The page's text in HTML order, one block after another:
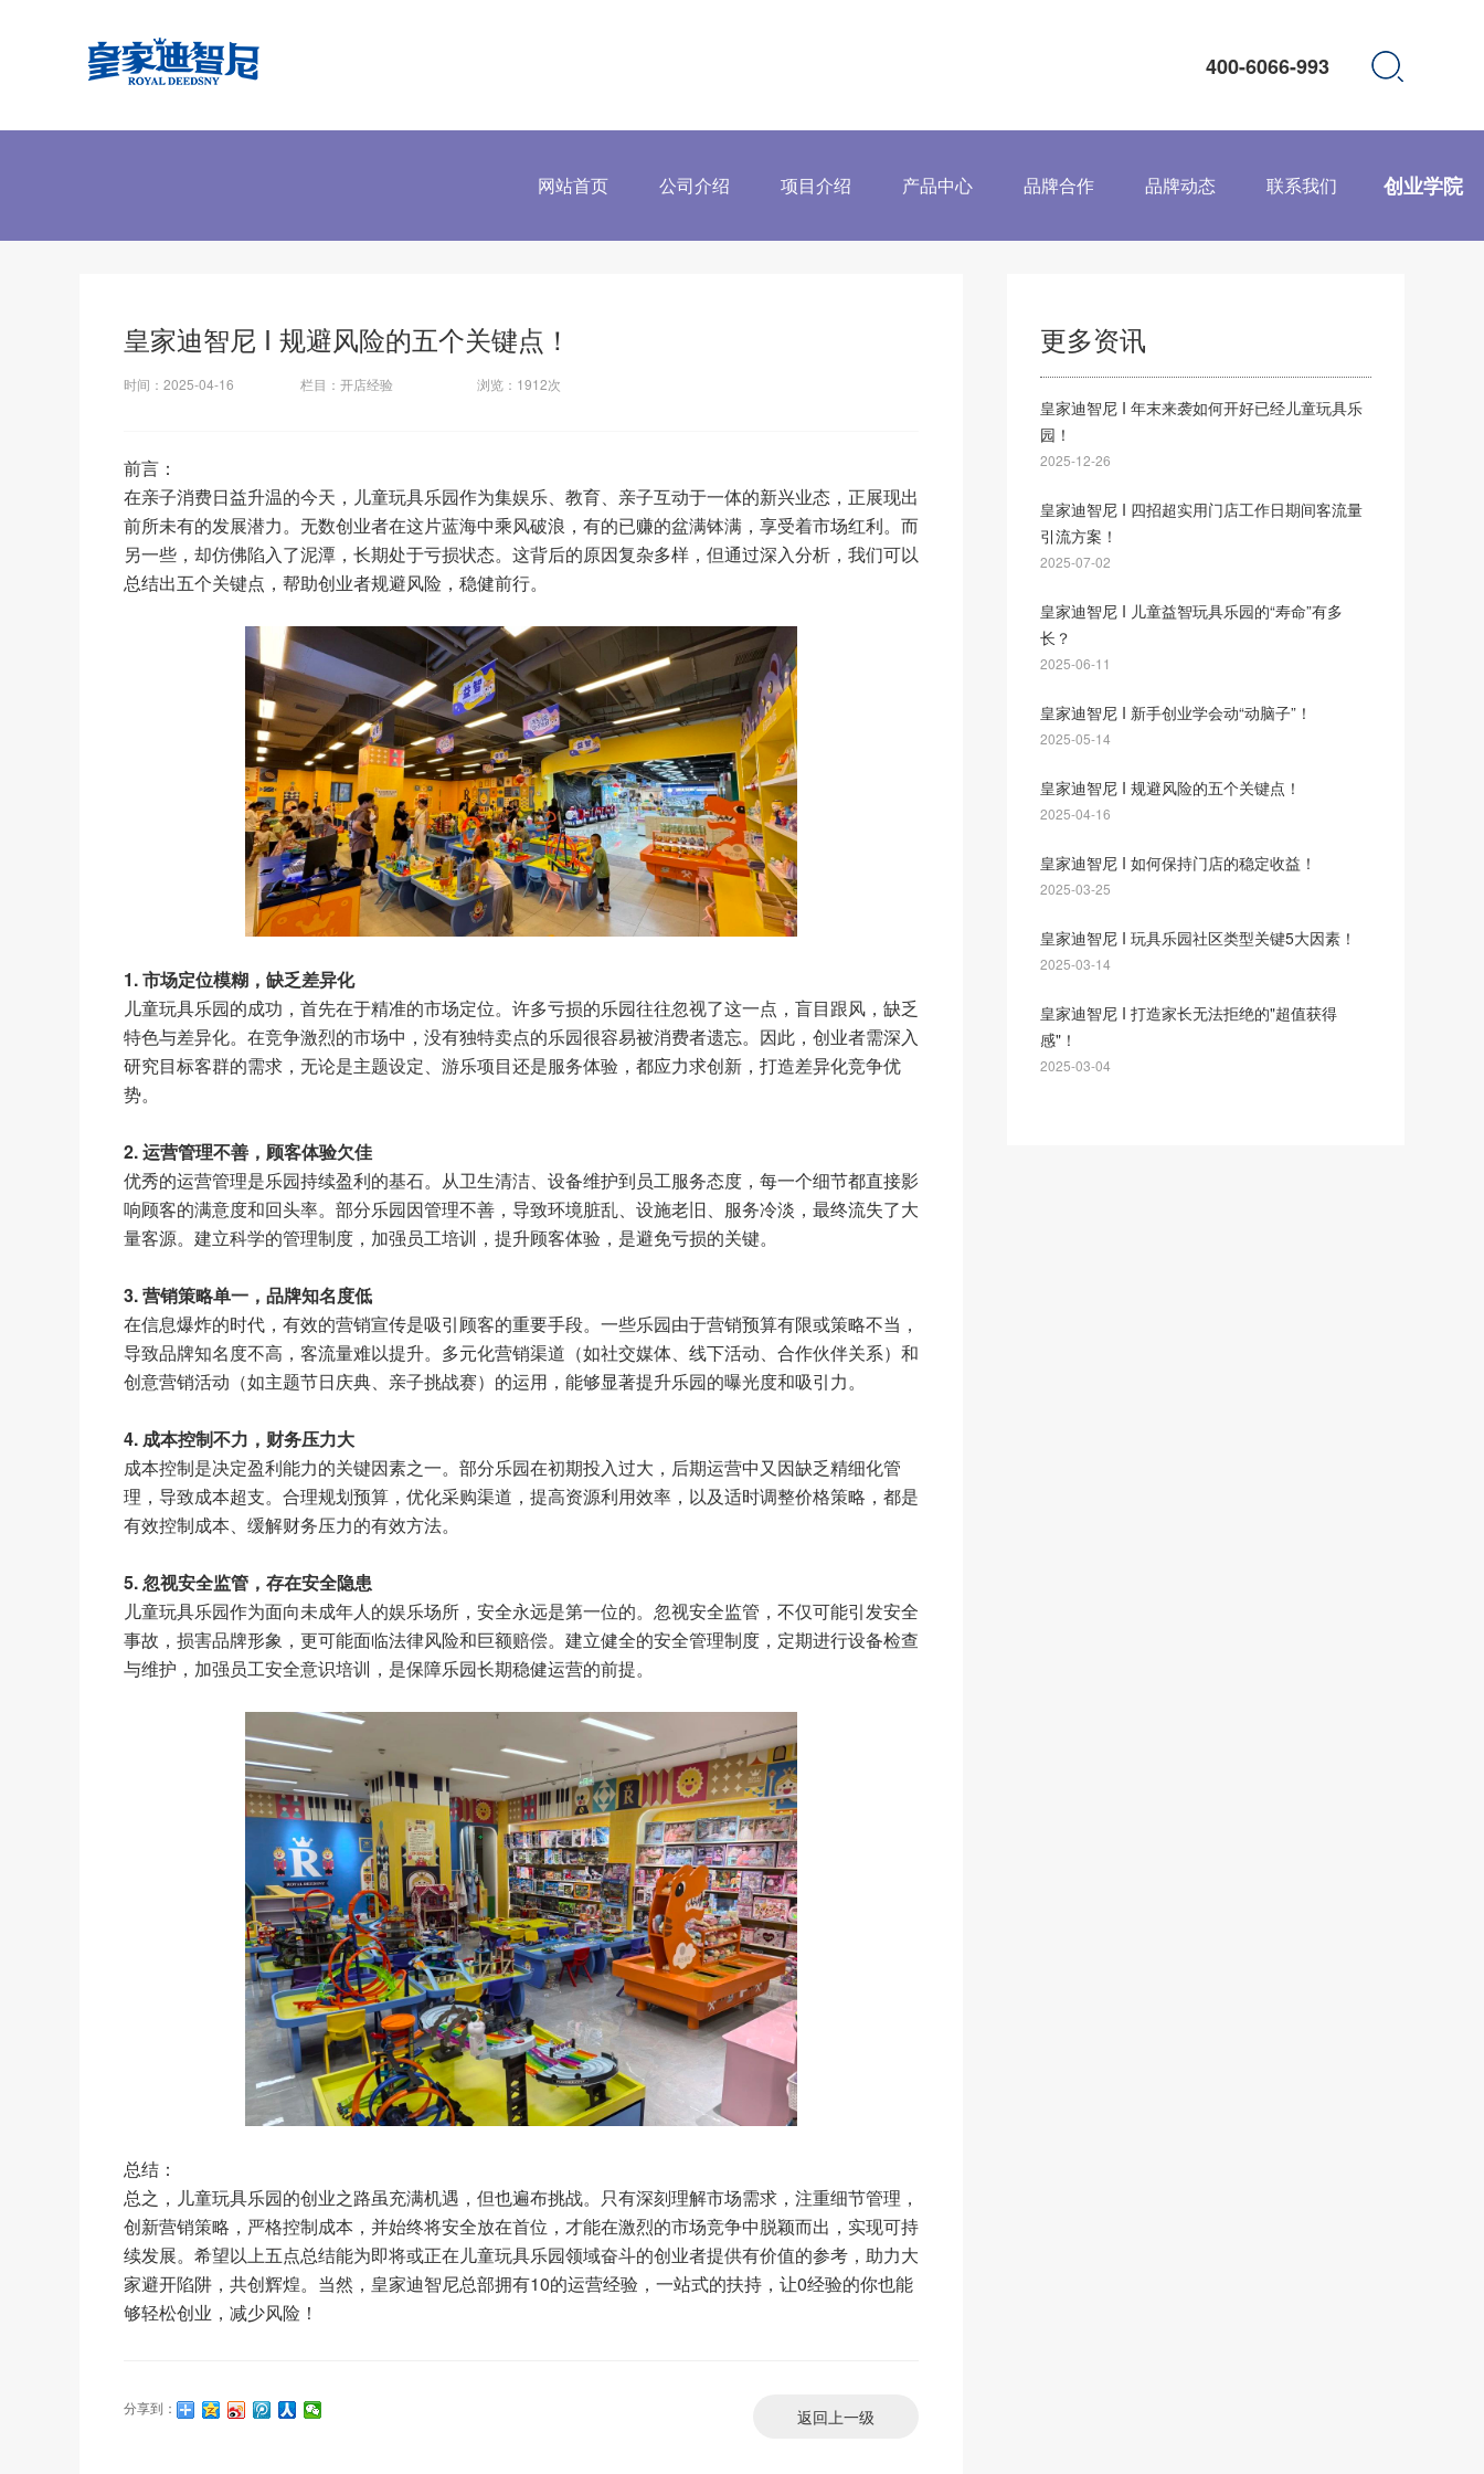
400-6066-993
网站首页 公司介绍 项目介绍 产品中心 品牌合作 品牌动态 联系我们 创业学院
皇家迪智尼 I 规避风险的五个关键点！
时间： 2025-04-16 栏目： 开店经验 浏览： 1912次
前言：
在亲子消费日益升温的今天，儿童玩具乐园作为集娱乐、教育、亲子互动于一体的新兴业态，正展现出
前所未有的发展潜力。无数创业者在这片蓝海中乘风破浪，有的已赚的盆满钵满，享受着市场红利。而
另一些，却仿佛陷入了泥潭，长期处于亏损状态。这背后的原因复杂多样，但通过深入分析，我们可以
总结出五个关键点，帮助创业者规避风险，稳健前行。
1. 市场定位模糊，缺乏差异化
儿童玩具乐园的成功，首先在于精准的市场定位。许多亏损的乐园往往忽视了这一点，盲目跟风，缺乏
特色与差异化。在竞争激烈的市场中，没有独特卖点的乐园很容易被消费者遗忘。因此，创业者需深入
研究目标客群的需求，无论是主题设定、游乐项目还是服务体验，都应力求创新，打造差异化竞争优
势。
2. 运营管理不善，顾客体验欠佳
优秀的运营管理是乐园持续盈利的基石。从卫生清洁、设备维护到员工服务态度，每一个细节都直接影
响顾客的满意度和回头率。部分乐园因管理不善，导致环境脏乱、设施老旧、服务冷淡，最终流失了大
量客源。建立科学的管理制度，加强员工培训，提升顾客体验，是避免亏损的关键。
3. 营销策略单一，品牌知名度低
在信息爆炸的时代，有效的营销宣传是吸引顾客的重要手段。一些乐园由于营销预算有限或策略不当，
导致品牌知名度不高，客流量难以提升。多元化营销渠道（如社交媒体、线下活动、合作伙伴关系）和
创意营销活动（如主题节日庆典、亲子挑战赛）的运用，能够显著提升乐园的曝光度和吸引力。
4. 成本控制不力，财务压力大
成本控制是决定盈利能力的关键因素之一。部分乐园在初期投入过大，后期运营中又因缺乏精细化管
理，导致成本超支。合理规划预算，优化采购渠道，提高资源利用效率，以及适时调整价格策略，都是
有效控制成本、缓解财务压力的有效方法。
5. 忽视安全监管，存在安全隐患
儿童玩具乐园作为面向未成年人的娱乐场所，安全永远是第一位的。忽视安全监管，不仅可能引发安全
事故，损害品牌形象，更可能面临法律风险和巨额赔偿。建立健全的安全管理制度，定期进行设备检查
与维护，加强员工安全意识培训，是保障乐园长期稳健运营的前提。
总结：
总之，儿童玩具乐园的创业之路虽充满机遇，但也遍布挑战。只有深刻理解市场需求，注重细节管理，
创新营销策略，严格控制成本，并始终将安全放在首位，才能在激烈的市场竞争中脱颖而出，实现可持
续发展。希望以上五点总结能为即将或正在儿童玩具乐园领域奋斗的创业者提供有价值的参考，助力大
家避开陷阱，共创辉煌。当然，皇家迪智尼总部拥有10的运营经验，一站式的扶持，让0经验的你也能
够轻松创业，减少风险！
分享到： 返回上一级
更多资讯
皇家迪智尼 I 年末来袭如何开好已经儿童玩具乐
园！
2025-12-26
皇家迪智尼 I 四招超实用门店工作日期间客流量
引流方案！
2025-07-02
皇家迪智尼 I 儿童益智玩具乐园的“寿命”有多
长？
2025-06-11
皇家迪智尼 I 新手创业学会动“动脑子”！
2025-05-14
皇家迪智尼 I 规避风险的五个关键点！
2025-04-16
皇家迪智尼 I 如何保持门店的稳定收益！
2025-03-25
皇家迪智尼 I 玩具乐园社区类型关键5大因素！
2025-03-14
皇家迪智尼 I 打造家长无法拒绝的"超值获得
感"！
2025-03-04